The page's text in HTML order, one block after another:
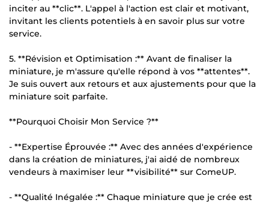
inciter au **clic**. L'appel à l'action est clair et motivant,
invitant les clients potentiels à en savoir plus sur votre
service.
5. **Révision et Optimisation :** Avant de finaliser la
miniature, je m'assure qu'elle répond à vos **attentes**.
Je suis ouvert aux retours et aux ajustements pour que la
miniature soit parfaite.
**Pourquoi Choisir Mon Service ?**
- **Expertise Éprouvée :** Avec des années d'expérience
dans la création de miniatures, j'ai aidé de nombreux
vendeurs à maximiser leur **visibilité** sur ComeUP.
- **Qualité Inégalée :** Chaque miniature que je crée est